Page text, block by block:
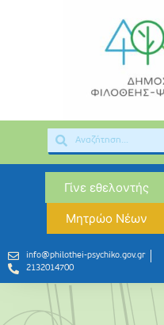
Γίνε εθελοντής
Μητρώο Νέων
info@philothei-psychiko.gov.gr
2132014700